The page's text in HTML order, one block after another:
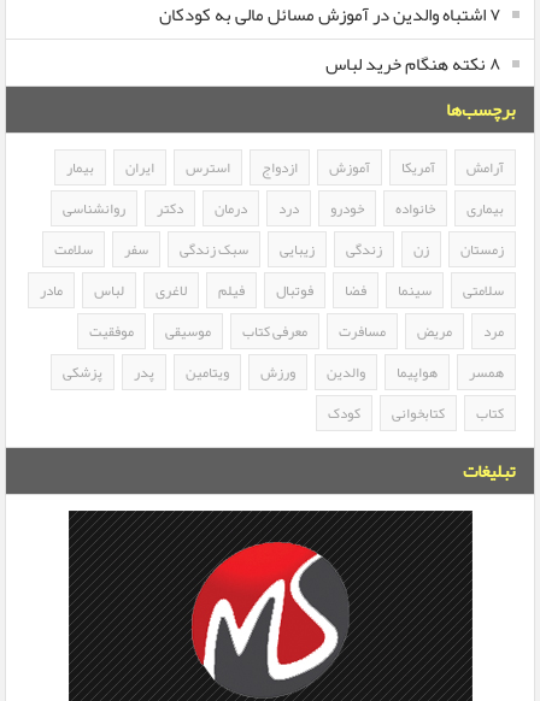
۷ اشتباه والدین در آموزش مسائل مالی به کودکان
۸ نکته هنگام خرید لباس
برچسب‌ها
آرامش آمریکا آموزش ازدواج استرس ایران
بیمار
بیماری
خانواده خودرو درد درمان دکتر
روانشناسی
زمستان
زن زندگی زیبایی سبک زندگی سفر
سلامت
سلامتی
سینما فضا فوتبال فیلم لاغری لباس
مادر
مرد
مریض مسافرت معرفی کتاب موسیقی
موفقیت
همسر
هواپیما والدین ورزش ویتامین پدر
پزشکی
کتاب
کتابخوانی کودک
تبلیغات